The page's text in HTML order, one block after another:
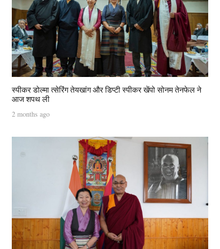
स्पीकर डोल्मा त्सेरिंग तेयखांग और डिप्टी स्पीकर खेंपो सोनम तेनफेल ने
आज शपथ ली
2 months ago